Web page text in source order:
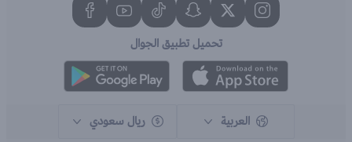
تحميل تطبيق الجوال
العربية ريال سعودي